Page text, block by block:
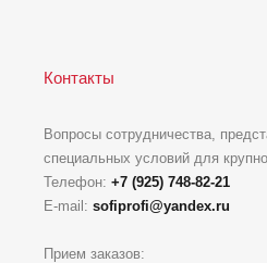
Контакты
Вопросы сотрудничества,
специальных условий для
Телефон: +7 (925) 748-82-21
E-mail: sofiprofi@yandex.ru
Прием заказов: